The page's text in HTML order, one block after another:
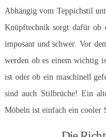
Abhängig vom Teppichstil
Knüpftechnik sorgt dafür ob
imposant und schwer. Vor
werden ob es einem wichtig
ist oder ob ein maschinell
sind auch Stilbrüche! Ein
Möbeln ist einfach ein cooler